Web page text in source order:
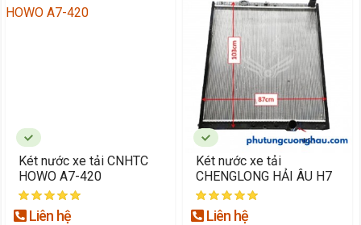
Két nước xe tải CNHTC
HOWO A7-420
Liên hệ
Két nước xe tải
CHENGLONG HẢI ÂU H7
Liên hệ